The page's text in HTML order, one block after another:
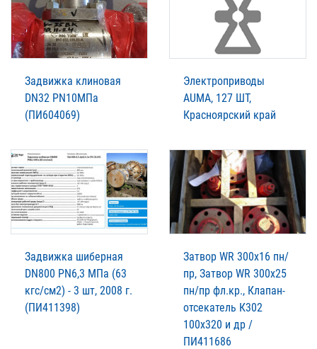
Задвижка клиновая
DN32 PN10МПа
(ПИ604069)
Электроприводы
AUMA, 127 ШТ,
Красноярский край
Задвижка шиберная
DN800 PN6,3 МПа (63
кгс/см2) - 3 шт, 2008 г.
(ПИ411398)
Затвор WR 300х16 пн/
пр, Затвор WR 300х25
пн/пр фл.кр., Клапан-
отсекатель К302
100х320 и др /
ПИ411686